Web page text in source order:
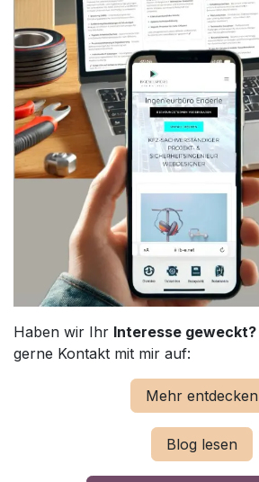
Haben wir Ihr Interesse geweckt?
gerne Kontakt mit mir auf:
Mehr entdecken
Blog lesen